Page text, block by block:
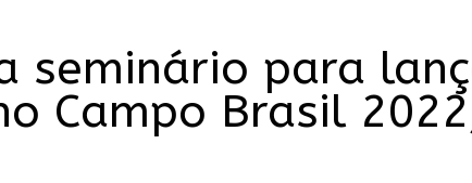
seminário para
Campo Brasil